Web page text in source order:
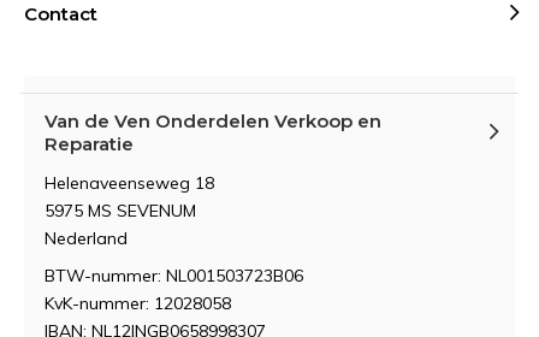
Contact
Van de Ven Onderdelen Verkoop en
Reparatie
Helenaveenseweg 18
5975 MS SEVENUM
Nederland
BTW-nummer: NL001503723B06
KvK-nummer: 12028058
IBAN: NL12INGB0658998307